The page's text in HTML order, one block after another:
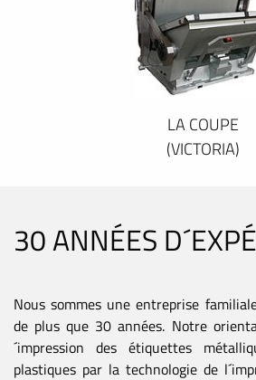
LA COUPE
(VICTORIA)
30 ANNÉES
Nous sommes une entreprise
de plus que 30 années. Notre
´impression des étiquettes
plastiques par la technologie de